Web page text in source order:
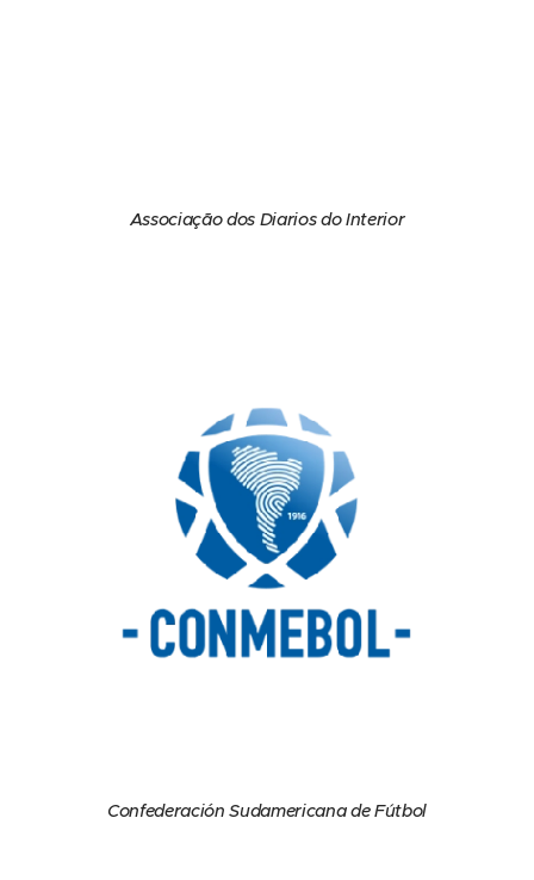
Associação dos Diarios do Interior
Confederación Sudamericana de Fútbol